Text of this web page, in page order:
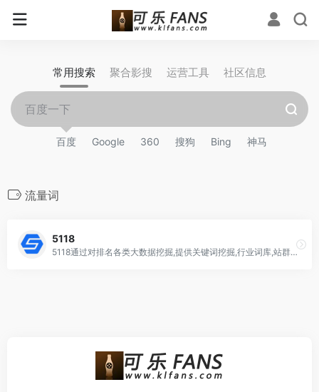
常用搜索 聚合影搜 运营工具 社区信息
百度 Google 360 搜狗 Bing 神马
流量词
5118
5118通过对排名各类大数据挖掘,提供关键词挖掘,行业词库,站群权重监控,关键词排名监控,指数词,流量词挖掘工具等排名工作人员必备百度站长工具平台